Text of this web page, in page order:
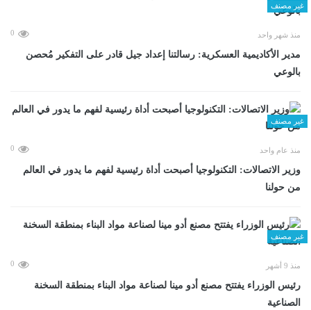
غير مصنف
منذ شهر واحد 0
مدير الأكاديمية العسكرية: رسالتنا إعداد جيل قادر على التفكير مُحصن
بالوعي
غير مصنف
منذ عام واحد 0
وزير الاتصالات: التكنولوجيا أصبحت أداة رئيسية لفهم ما يدور في العالم
من حولنا
غير مصنف
منذ 9 أشهر 0
رئيس الوزراء يفتتح مصنع أدو مينا لصناعة مواد البناء بمنطقة السخنة
الصناعية